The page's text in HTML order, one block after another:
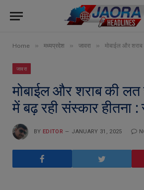
Home » मध्यप्रदेश » जावरा » मोबाईल और शराब की लत से
जावरा
मोबाईल और शराब की लत
में बढ़ रही संस्कार हीतना :
BY EDITOR JANUARY 31, 2025